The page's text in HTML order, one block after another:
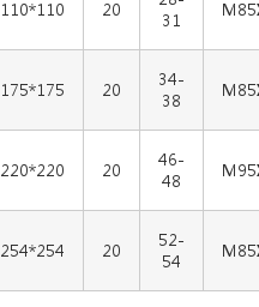
110*110 20
31
175*175 20
34-
38
220*220 20
46-
48
254*254 20
52-
54